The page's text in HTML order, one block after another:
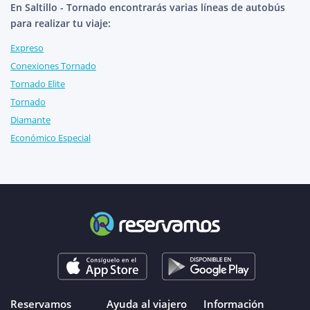
En Saltillo - Tornado encontrarás varias líneas de autobús
para realizar tu viaje:
Expreso
Conexiones Tornado
Tornado Elite
Tornado
Diamante
Económico Especial
Reservamos Ayuda al viajero Información